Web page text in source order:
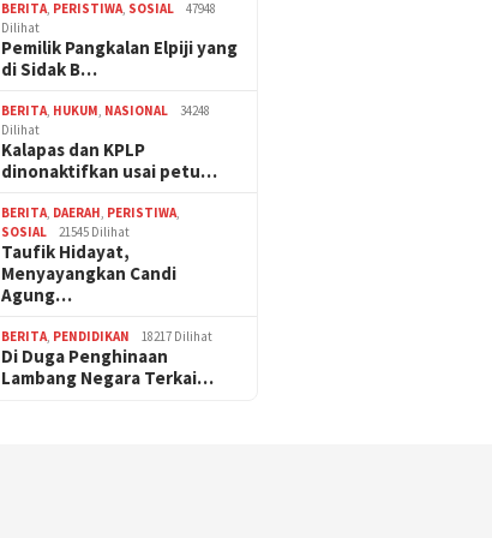
BERITA, PERISTIWA, SOSIAL
47948
Dilihat
Pemilik Pangkalan Elpiji yang
di Sidak B…
BERITA, HUKUM, NASIONAL
34248
Dilihat
Kalapas dan KPLP
dinonaktifkan usai petu…
BERITA, DAERAH, PERISTIWA,
SOSIAL
21545 Dilihat
Taufik Hidayat,
Menyayangkan Candi
Agung…
BERITA, PENDIDIKAN 18217 Dilihat
Di Duga Penghinaan
Lambang Negara Terkai…